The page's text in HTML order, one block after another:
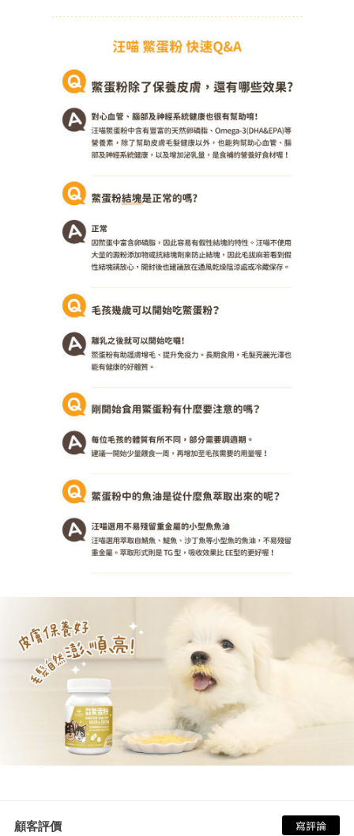
顧客評價 寫評論